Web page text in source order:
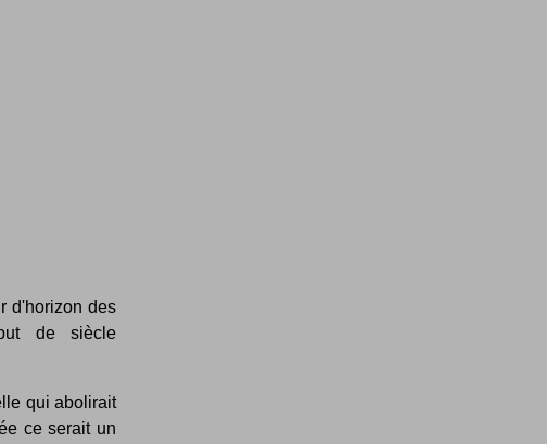
d'horizon des
de siècle
qui abolirait
ce serait un